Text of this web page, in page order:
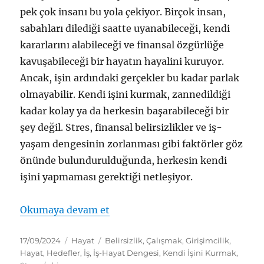
pek çok insanı bu yola çekiyor. Birçok insan,
sabahları dilediği saatte uyanabileceği, kendi
kararlarını alabileceği ve finansal özgürlüğe
kavuşabileceği bir hayatın hayalini kuruyor.
Ancak, işin ardındaki gerçekler bu kadar parlak
olmayabilir. Kendi işini kurmak, zannedildiği
kadar kolay ya da herkesin başarabileceği bir
şey değil. Stres, finansal belirsizlikler ve iş-
yaşam dengesinin zorlanması gibi faktörler göz
önünde bulundurulduğunda, herkesin kendi
işini yapmaması gerektiği netleşiyor.
Okumaya devam et
Yayın
tarihi
17/09/2024 Kategoriler
Hayat Etiketler
Belirsizlik,Çalışmak,Girişimcilik,
Hayat, Hedefler, İş, İş-Hayat Dengesi, Kendi İşini Kurmak,